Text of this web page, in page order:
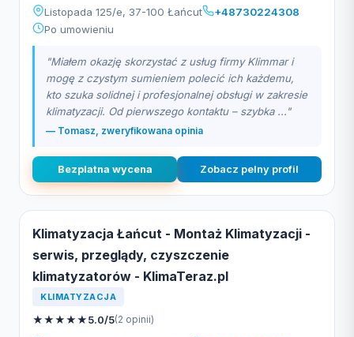
Listopada 125/e, 37-100 Łańcut
+48730224308
Po umowieniu
"Miałem okazję skorzystać z usług firmy Klimmar i
mogę z czystym sumieniem polecić ich każdemu,
kto szuka solidnej i profesjonalnej obsługi w zakresie
klimatyzacji. Od pierwszego kontaktu – szybka ..."
— Tomasz, zweryfikowana opinia
Bezplatna wycena Zobacz pelny profil
Klimatyzacja Łańcut - Montaż Klimatyzacji -
serwis, przeglądy, czyszczenie
klimatyzatorów - KlimaTeraz.pl
KLIMATYZACJA
★★★★★5.0/5(2 opinii)